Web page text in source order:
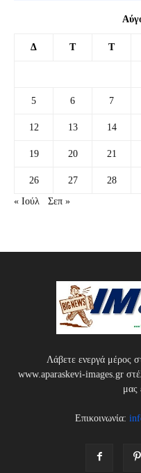
Δ Τ Τ
5 6 7
12 13 14
19 20 21
26 27 28
« Ιούλ
Σεπ »
Λάβετε ενεργά μέρος
www.aparaskevi-images.gr
μας
Επικοινωνία: